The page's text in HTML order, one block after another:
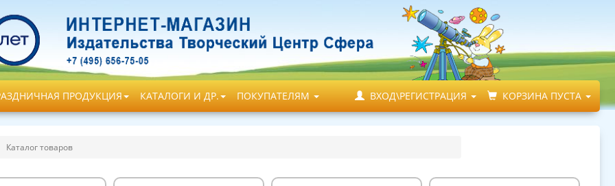
ПРОДУКЦИЯ КАТАЛОГИ И ДР. ПОКУПАТЕЛЯМ ВХОД\РЕГИСТРАЦИЯ КОРЗИНА ПУСТА
Каталог товаров